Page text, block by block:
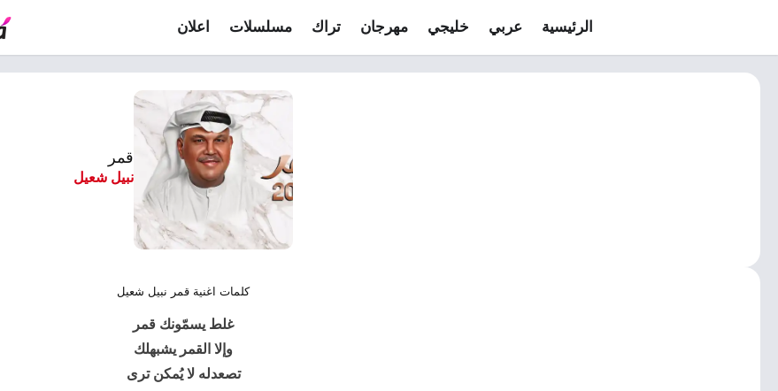
الرئيسية عربي خليجي مهرجان تراك مسلسلات اعلان
قمر
نبيل شعيل
كلمات اغنية قمر نبيل شعيل
غلط يسمّونك قمر
وإلا القمر يشبهلك
تصعدله لا يُمكن ترى